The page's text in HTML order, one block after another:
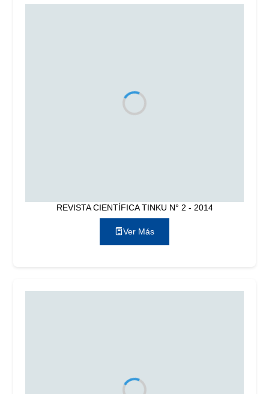
REVISTA CIENTÍFICA TINKU N° 2 - 2014
Ver Más